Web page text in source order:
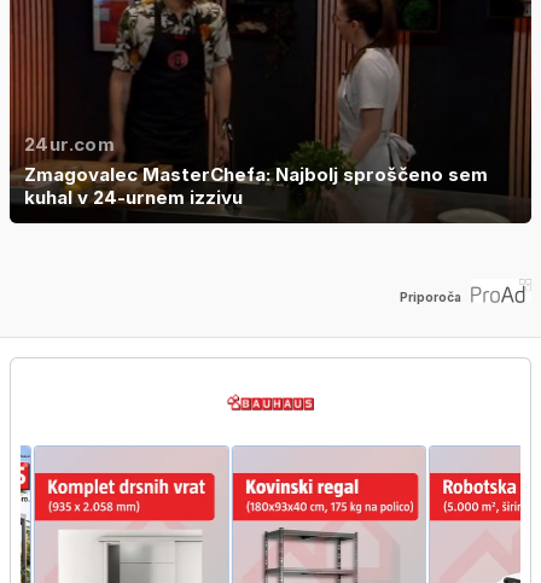
24ur.com
Zmagovalec MasterChefa: Najbolj sproščeno sem
kuhal v 24-urnem izzivu
Priporoča